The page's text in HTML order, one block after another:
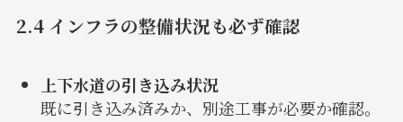
2.4 インフラの整備状況も必ず確認
上下水道の引き込み状況
既に引き込み済みか、別途工事が必要か確認。